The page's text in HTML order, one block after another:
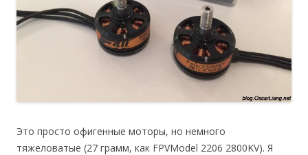
Это просто офигенные моторы, но немного
тяжеловатые (27 грамм, как FPVModel 2206 2800KV). Я